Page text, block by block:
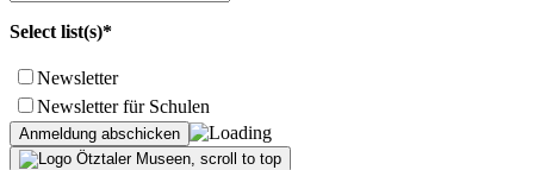
Select list(s)*
Newsletter
Newsletter für Schulen